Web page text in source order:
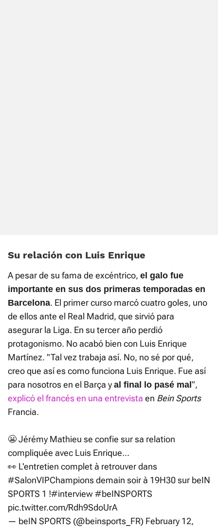
Su relación con Luis Enrique
A pesar de su fama de excéntrico, el galo fue
importante en sus dos primeras temporadas en
Barcelona. El primer curso marcó cuatro goles, uno
de ellos ante el Real Madrid, que sirvió para
asegurar la Liga. En su tercer año perdió
protagonismo. No acabó bien con Luis Enrique
Martínez. "Tal vez trabaja así. No, no sé por qué,
creo que así es como funciona Luis Enrique. Fue así
para nosotros en el Barça y al final lo pasé mal ",
explicó el francés en una entrevista en Bein Sports
Francia.
😬 Jérémy Mathieu se confie sur sa relation
compliquée avec Luis Enrique...
👀 L'entretien complet à retrouver dans
#SalonVIPChampionsdemain soir à 19H30 sur beIN
SPORTS 1 !#interview#beINSPORTS
pic.twitter.com/Rdh9SdoUrA
— beIN SPORTS (@beinsports_FR) February 12,